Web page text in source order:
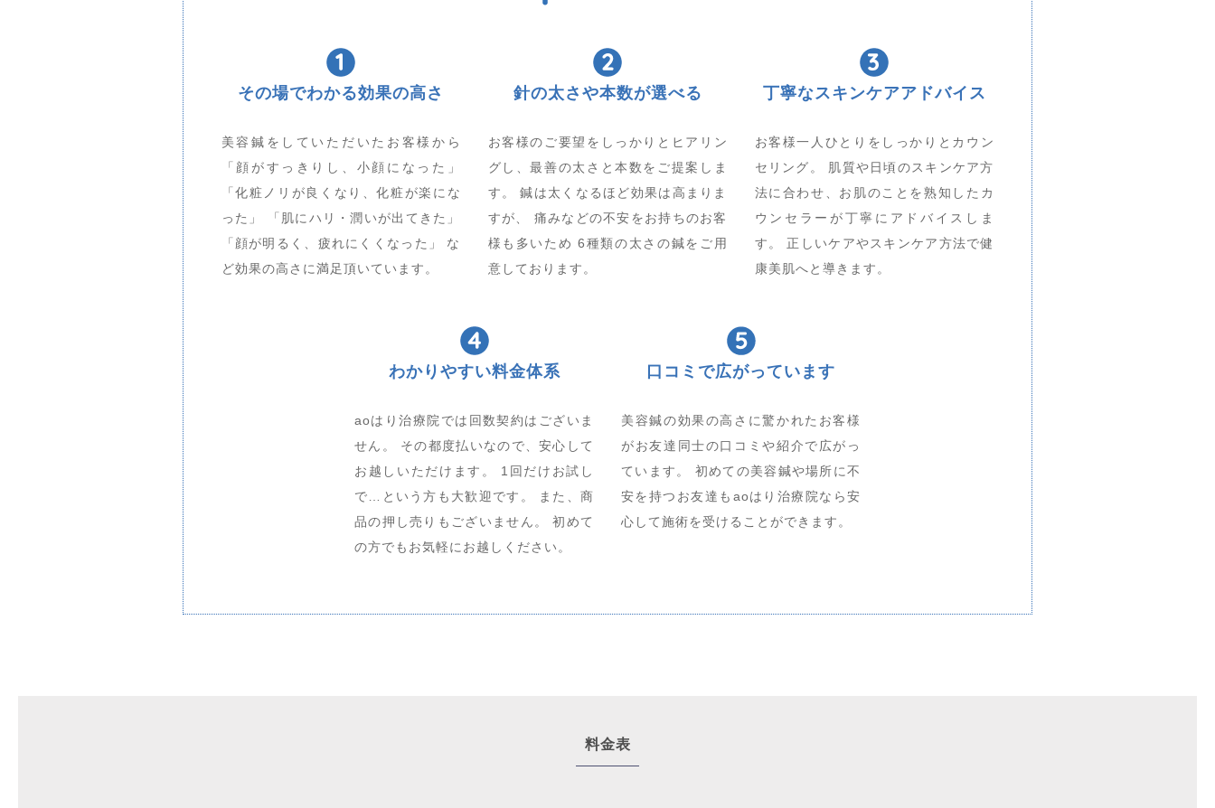
その場でわかる効果の高さ
美容鍼をしていただいたお客様から
「顔がすっきりし、小顔になった」
「化粧ノリが良くなり、化粧が楽にな
った」 「肌にハリ・潤いが出てきた」
「顔が明るく、疲れにくくなった」 な
ど効果の高さに満足頂いています。
針の太さや本数が選べる
お客様のご要望をしっかりとヒアリン
グし、最善の太さと本数をご提案しま
す。 鍼は太くなるほど効果は高まりま
すが、 痛みなどの不安をお持ちのお客
様も多いため 6種類の太さの鍼をご用
意しております。
丁寧なスキンケアアドバイス
お客様一人ひとりをしっかりとカウン
セリング。 肌質や日頃のスキンケア方
法に合わせ、お肌のことを熟知したカ
ウンセラーが丁寧にアドバイスしま
す。 正しいケアやスキンケア方法で健
康美肌へと導きます。
わかりやすい料金体系
aoはり治療院では回数契約はございま
せん。 その都度払いなので、安心して
お越しいただけます。 1回だけお試し
で…という方も大歓迎です。 また、商
品の押し売りもございません。 初めて
の方でもお気軽にお越しください。
口コミで広がっています
美容鍼の効果の高さに驚かれたお客様
がお友達同士の口コミや紹介で広がっ
ています。 初めての美容鍼や場所に不
安を持つお友達もaoはり治療院なら安
心して施術を受けることができます。
料金表